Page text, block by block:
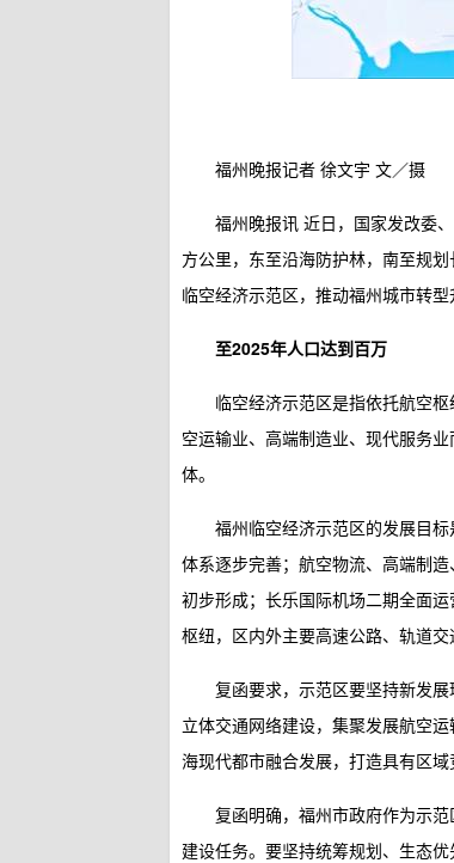
福州晚报记者 徐文宇 文／摄
福州晚报讯 近日，国家发改委
方公里，东至沿海防护林，南至规
临空经济示范区，推动福州城市转型
至2025年人口达到百万
临空经济示范区是指依托航空
空运输业、高端制造业、现代服务
体。
福州临空经济示范区的发展目
体系逐步完善；航空物流、高端制
初步形成；长乐国际机场二期全面
枢纽，区内外主要高速公路、轨道交
复函要求，示范区要坚持新发
立体交通网络建设，集聚发展航空
海现代都市融合发展，打造具有区域
复函明确，福州市政府作为示
建设任务。要坚持统筹规划、生态